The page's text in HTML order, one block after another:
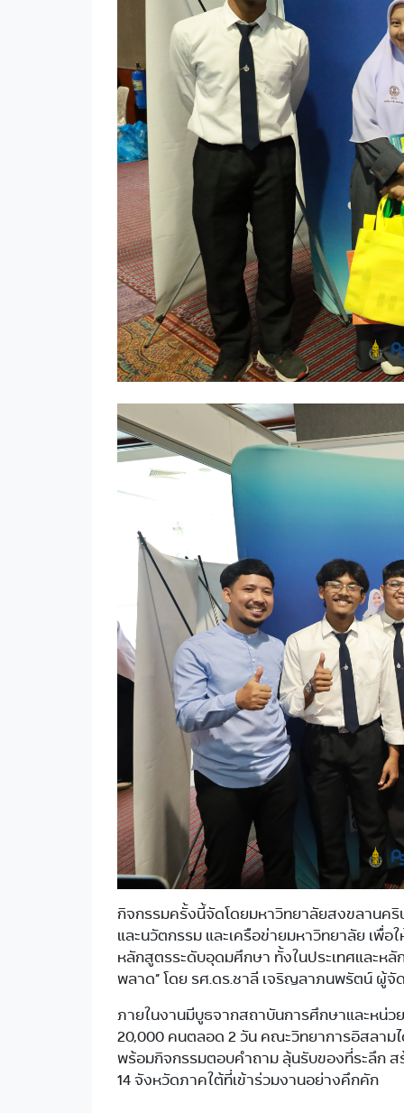
กิจกรรมครั้งนี้จัดโดยมหาวิทยาลัยสงขลานค
และนวัตกรรม และเครือข่ายมหาวิทยาลัย เพื่
หลักสูตรระดับอุดมศึกษา ทั้งในประเทศและห
พลาด” โดย รศ.ดร.ชาลี เจริญลาภนพรัตน์ ผู้จั
ภายในงานมีบูธจากสถาบันการศึกษาและหน่ว
20,000 คนตลอด 2 วัน คณะวิทยาการอิสลาม
พร้อมกิจกรรมตอบคำถาม ลุ้นรับของที่ระลึก ส
14 จังหวัดภาคใต้ที่เข้าร่วมงานอย่างคึกคัก